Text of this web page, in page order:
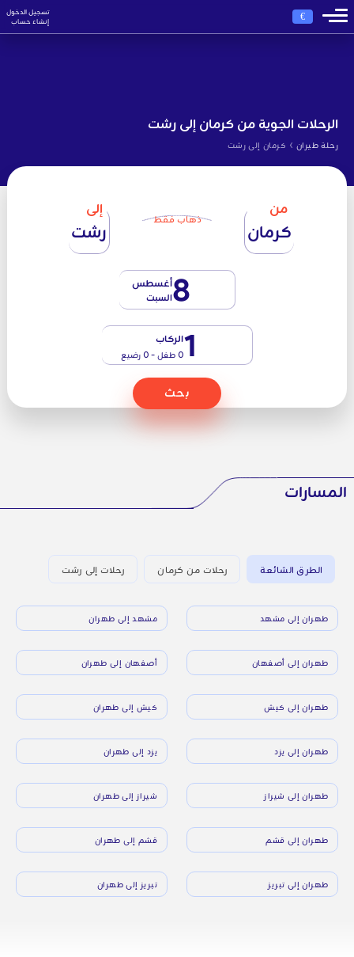
€
تسجيل الدخول
إنشاء حساب
الرحلات الجوية من كرمان إلى رشت
رحلة طيران › كرمان إلى رشت
من
كرمان ذهاب فقط
إلى
رشت
8أغسطس
السبت
1الركاب
0 طفل - 0 رضيع
بحث
المسارات
الطرق الشائعة رحلات من كرمان رحلات إلى رشت
طهران إلى مشهد مشهد إلى طهران
طهران إلى أصفهان أصفهان إلى طهران
طهران إلى كيش كيش إلى طهران
طهران إلى يزد يزد إلى طهران
طهران إلى شيراز شيراز إلى طهران
طهران إلى قشم قشم إلى طهران
طهران إلى تبريز تبريز إلى طهران